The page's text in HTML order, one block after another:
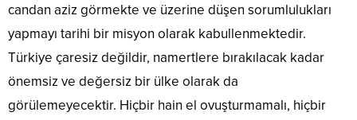
candan aziz görmekte ve üzerine düşen sorumlulukları
yapmayı tarihi bir misyon olarak kabullenmektedir.
Türkiye çaresiz değildir, namertlere bırakılacak kadar
önemsiz ve değersiz bir ülke olarak da
görülemeyecektir. Hiçbir hain el ovuşturmamalı, hiçbir